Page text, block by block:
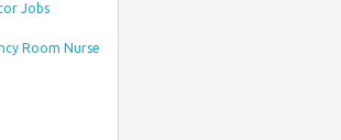
Jobs
Room Nurse